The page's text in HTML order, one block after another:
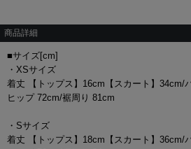
商品詳細
■サイズ[cm]
・XSサイズ
着丈 【トップス】16cm【スカート】34cm/
ヒップ 72cm/裾周り 81cm
・Sサイズ
着丈 【トップス】18cm【スカート】36cm/